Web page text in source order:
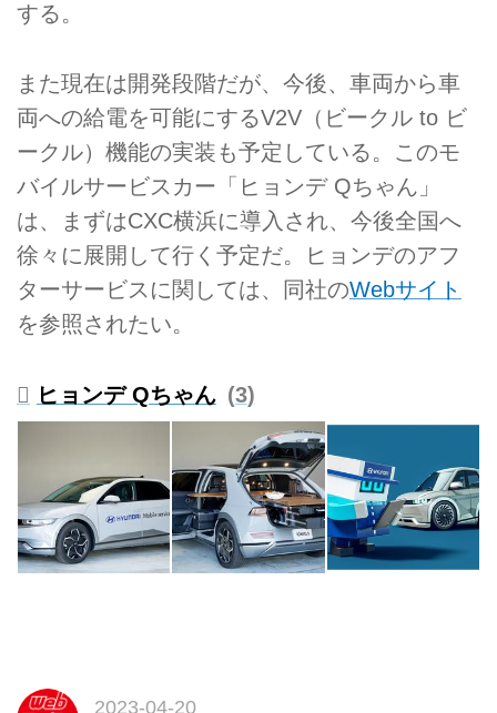
する。
また現在は開発段階だが、今後、車両から車
両への給電を可能にするV2V（ビークル to ビ
ークル）機能の実装も予定している。このモ
バイルサービスカー「ヒョンデ Qちゃん」
は、まずはCXC横浜に導入され、今後全国へ
徐々に展開して行く予定だ。ヒョンデのアフ
ターサービスに関しては、同社のWebサイト
を参照されたい。
ヒョンデ Qちゃん 3
2023-04-20